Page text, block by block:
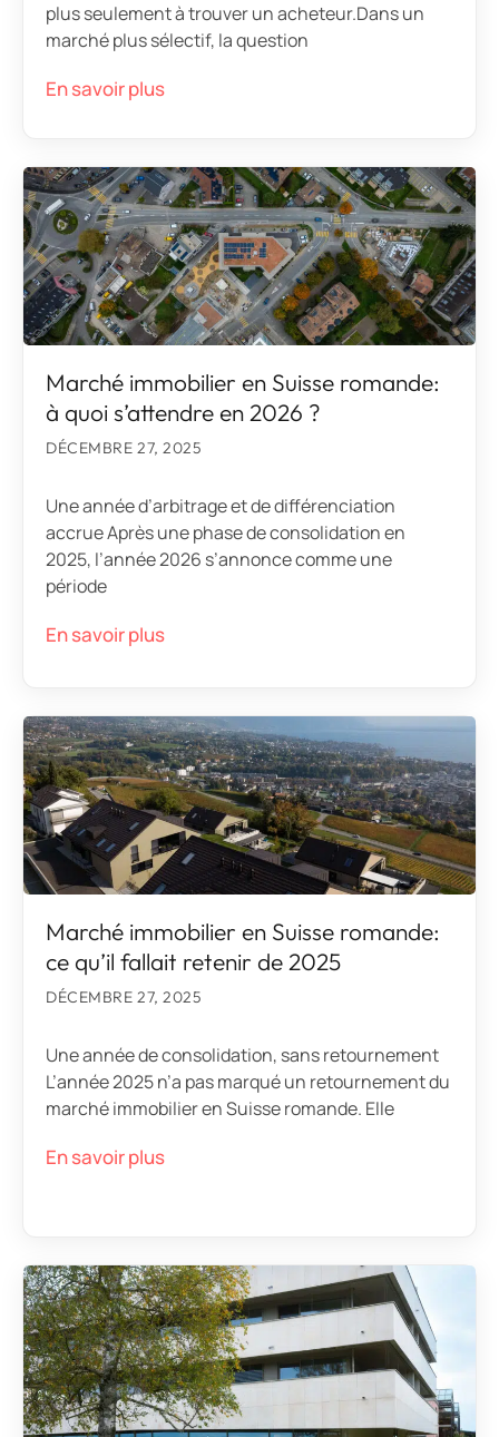
plus seulement à trouver un acheteur.Dans un
marché plus sélectif, la question
En savoir plus
Marché immobilier en Suisse romande:
à quoi s’attendre en 2026 ?
DÉCEMBRE 27, 2025
Une année d’arbitrage et de différenciation
accrue Après une phase de consolidation en
2025, l’année 2026 s’annonce comme une
période
En savoir plus
Marché immobilier en Suisse romande:
ce qu’il fallait retenir de 2025
DÉCEMBRE 27, 2025
Une année de consolidation, sans retournement
L’année 2025 n’a pas marqué un retournement du
marché immobilier en Suisse romande. Elle
En savoir plus